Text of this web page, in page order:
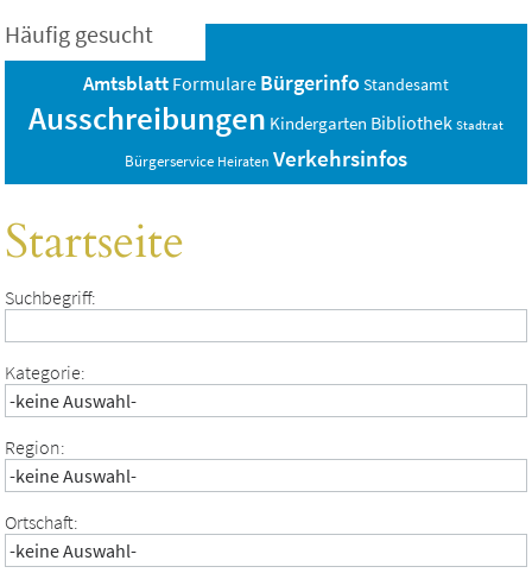
Häufig gesucht
Amtsblatt Formulare BürgerinfoStandesamt
Ausschreibungen Kindergarten Bibliothek Stadtrat
Bürgerservice Heiraten Verkehrsinfos
Startseite
Suchbegriff:
Kategorie:
Region:
Ortschaft: